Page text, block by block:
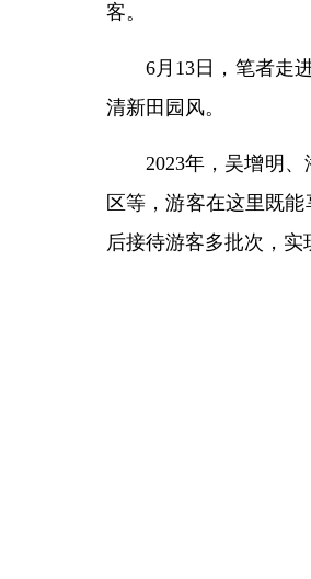
客。
6月13日，笔者走
清新田园风。
2023年，吴增明
区等，游客在这里既
后接待游客多批次，实